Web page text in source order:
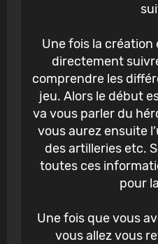
Une fois la
directement
comprendre les
jeu. Alors le début
va vous parler du
vous aurez ensuite
des artilleries etc.
toutes ces
pour
Une fois que vous
vous allez vous